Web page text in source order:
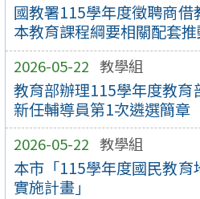
國教署115學年度徵聘商
本教育課程綱要相關配套
2026-05-22 教學組
教育部辦理115學年度教育
新任輔導員第1次遴選簡章
2026-05-22 教學組
本市「115學年度國民教
實施計畫」